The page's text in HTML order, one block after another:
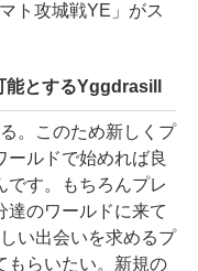
ト攻城戦YE」がス
能とするYggdrasill
。このため新しくプ
ールドで始めれば良
です。もちろんプレ
達のワールドに来て
い出会いを求めるプ
もらいたい。新規の